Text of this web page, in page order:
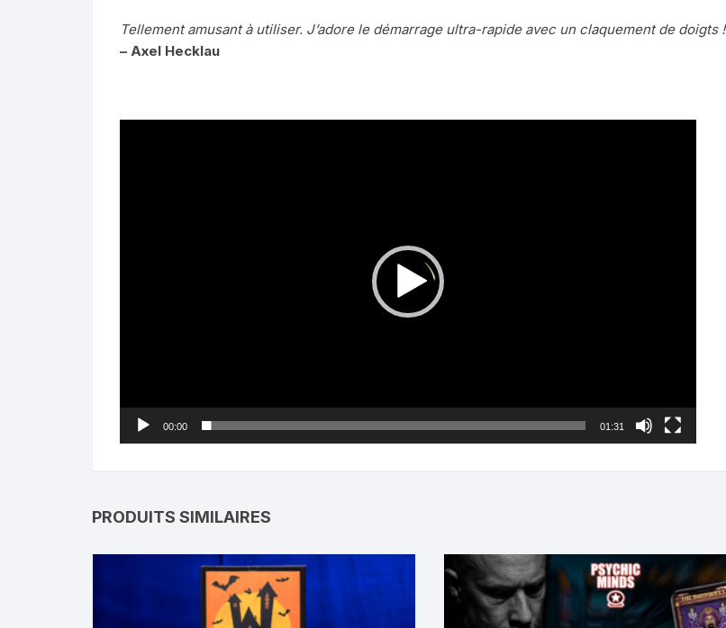
Tellement amusant à utiliser. J’adore le démarrage ultra-rapide avec un claquement de doigts !
– Axel Hecklau
00:00 01:31
PRODUITS SIMILAIRES